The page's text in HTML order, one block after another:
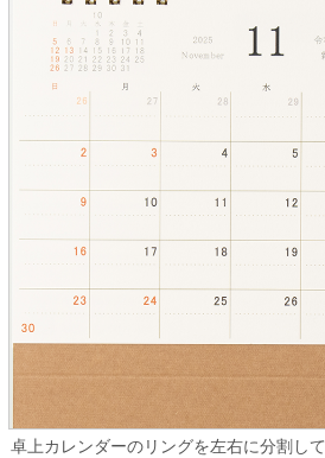
卓上カレンダーのリングを左右に分割し